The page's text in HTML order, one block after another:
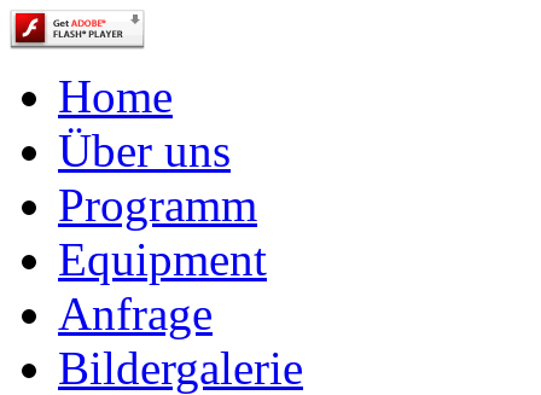
Home
Über uns
Programm
Equipment
Anfrage
Bildergalerie